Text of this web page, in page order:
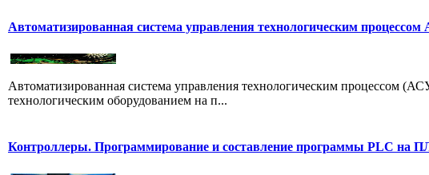
Автоматизированная система управления технологическим
Автоматизированная система управления технологическим процессом
технологическим оборудованием на п...
Контроллеры. Программирование и составление программы PLC на